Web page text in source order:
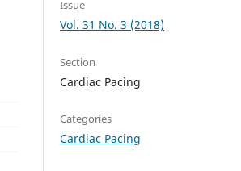
Issue
Vol. 31 No. 3 (2018)
Section
Cardiac Pacing
Categories
Cardiac Pacing